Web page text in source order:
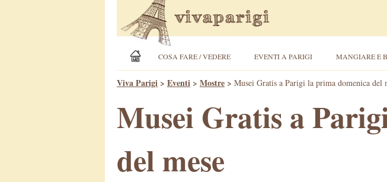
COSA FARE / VEDERE EVENTI A PARIGI MANGIARE E
Viva Parigi > Eventi > Mostre > Musei Gratis a Parigi la prima domenica del
Musei Gratis a
del mese